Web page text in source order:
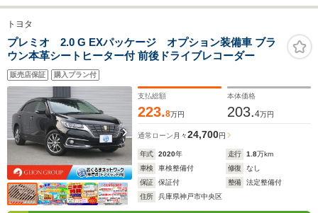
トヨタ
プレミオ 2.0 G EXパッケージ オプション装備車 ブラ
ウン本革シートヒーター付 前後ドライブレコーダー
販売店保証 購入プラン付
支払総額
223.8万円
本体価格
203.4万円
通常ローン 月々24,700円
年式 2020年 走行 1.8万km
車検
車検整備付 修復
なし
保証
保証付 整備
法定整備付
住所
兵庫県神戸市中央区